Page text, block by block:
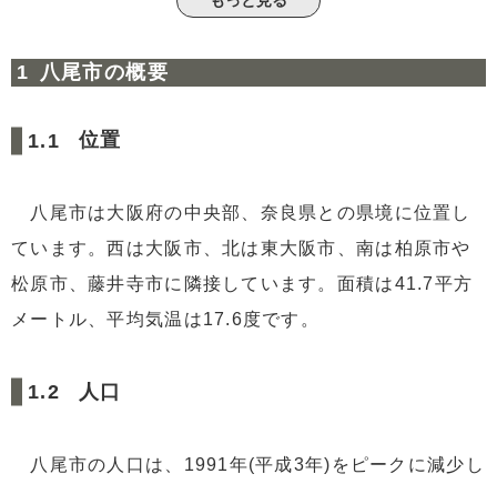
気になる家賃相場は？
3土地価格の実態
出産育児一時金
4.3児童手当制度
5まとめ
八尾市の概要
位置
八尾市は大阪府の中央部、奈良県との県境に位置し
ています。西は大阪市、北は東大阪市、南は柏原市や
松原市、藤井寺市に隣接しています。面積は41.7平方
メートル、平均気温は17.6度です。
人口
八尾市の人口は、1991年(平成3年)をピークに減少し